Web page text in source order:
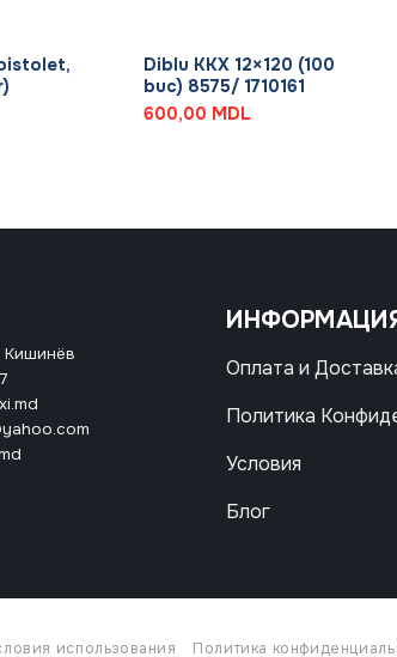
Diblu KKX 12×120 (100
buc) 8575/ 1710161
600,00 MDL
Кишинёв
Оплата и
Политика
Условия
Блог
использования Политика